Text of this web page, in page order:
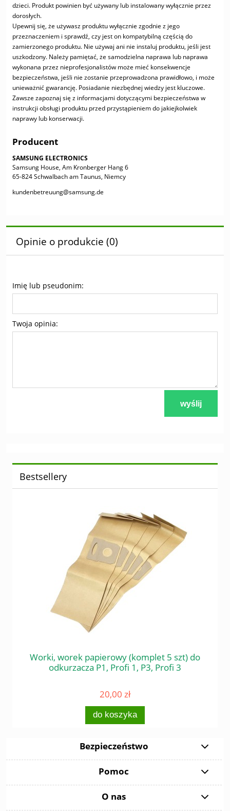
dzieci. Produkt powinien być używany lub instalowany wyłącznie przez
dorosłych.
Upewnij się, że używasz produktu wyłącznie zgodnie z jego
przeznaczeniem i sprawdź, czy jest on kompatybilną częścią do
zamierzonego produktu. Nie używaj ani nie instaluj produktu, jeśli jest
uszkodzony. Należy pamiętać, że samodzielna naprawa lub naprawa
wykonana przez nieprofesjonalistów może mieć konsekwencje
bezpieczeństwa, jeśli nie zostanie przeprowadzona prawidłowo, i może
unieważnić gwarancję. Posiadanie niezbędnej wiedzy jest kluczowe.
Zawsze zapoznaj się z informacjami dotyczącymi bezpieczeństwa w
instrukcji obsługi produktu przed przystąpieniem do jakiejkolwiek
naprawy lub konserwacji.
Producent
SAMSUNG ELECTRONICS
Samsung House, Am Kronberger Hang 6
65-824 Schwalbach am Taunus, Niemcy
kundenbetreuung@samsung.de
Opinie o produkcie (0)
Imię lub pseudonim:
Twoja opinia:
wyślij
Bestsellery
Worki, worek papierowy (komplet 5 szt) do
odkurzacza P1, Profi 1, P3, Profi 3
20,00 zł
do koszyka
Bezpieczeństwo
Pomoc
O nas